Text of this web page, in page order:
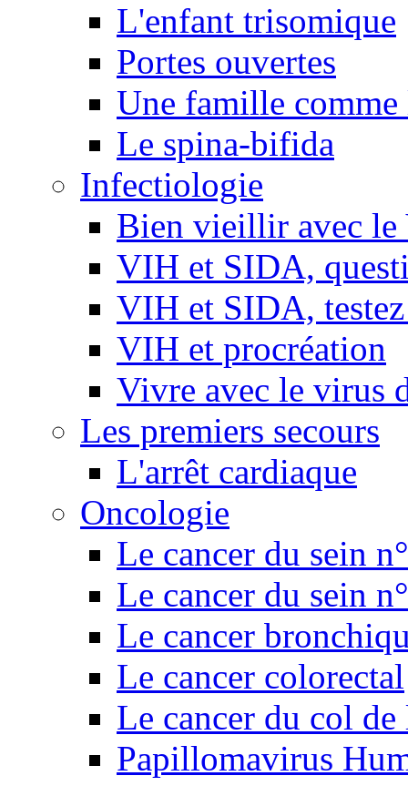
L'enfant trisomique
Portes ouvertes
Une famille comme
Le spina-bifida
Infectiologie
Bien vieillir avec
VIH et SIDA,
VIH et SIDA, testez
VIH et procréation
Vivre avec le virus
Les premiers secours
L'arrêt cardiaque
Oncologie
Le cancer du sein
Le cancer du sein
Le cancer
Le cancer colorectal
Le cancer du col de
Papillomavirus